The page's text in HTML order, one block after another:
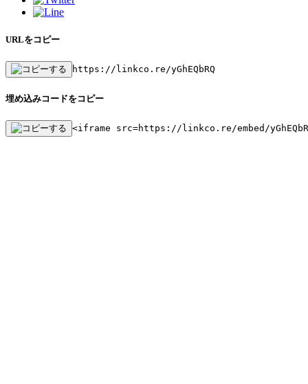
URLをコピー
https://linkco.re/yGhEQbRQ
埋め込みコードをコピー
<iframe src=https://linkco.re/embed/